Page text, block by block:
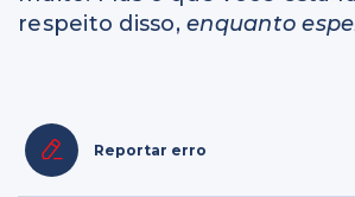
respeito disso, enquanto
Reportar erro